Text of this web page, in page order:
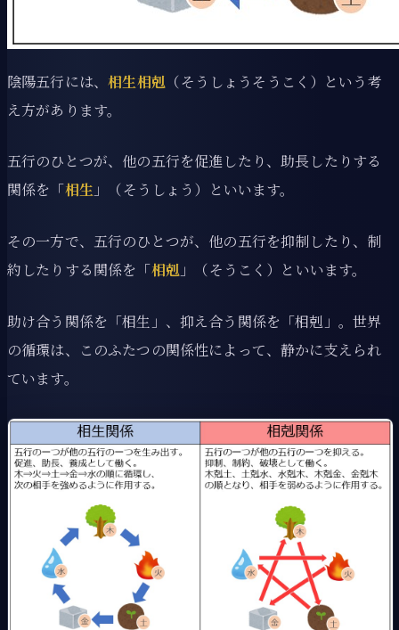
陰陽五行には、相生相剋 （そうしょうそうこく）という考
え方があります。
五行のひとつが、他の五行を促進したり、助長したりする
関係を「相生 」（そうしょう）といいます。
その一方で、五行のひとつが、他の五行を抑制したり、制
約したりする関係を「相剋 」（そうこく）といいます。
助け合う関係を「相生」、抑え合う関係を「相剋」。世界
の循環は、このふたつの関係性によって、静かに支えられ
ています。